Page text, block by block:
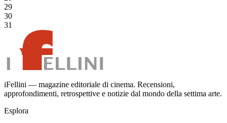
29
30
31
iFellini — magazine editoriale di cinema. Recensioni,
approfondimenti, retrospettive e notizie dal mondo della settima arte.
Esplora